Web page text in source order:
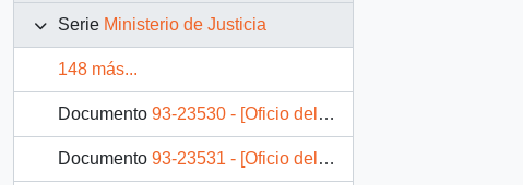
Serie Ministerio de Justicia
148 más...
Documento 93-23530 - [Oficio del Jefe del Departamento de Asistencia Jurídica mediante el cual da respuesta a solicitud de libertad provisional]
Documento 93-23531 - [Oficio del Subsecretario de Justicia mediante el cual da respuesta a solicitud de indulto]